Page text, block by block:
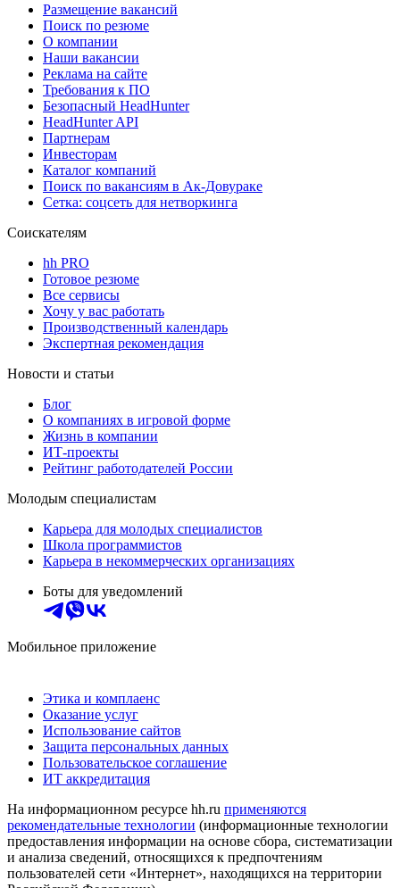
Размещение вакансий
Поиск по резюме
О компании
Наши вакансии
Реклама на сайте
Требования к ПО
Безопасный HeadHunter
HeadHunter API
Партнерам
Инвесторам
Каталог компаний
Поиск по вакансиям в Ак-Довураке
Сетка: соцсеть для нетворкинга
Соискателям
hh PRO
Готовое резюме
Все сервисы
Хочу у вас работать
Производственный календарь
Экспертная рекомендация
Новости и статьи
Блог
О компаниях в игровой форме
Жизнь в компании
ИТ-проекты
Рейтинг работодателей России
Молодым специалистам
Карьера для молодых специалистов
Школа программистов
Карьера в некоммерческих организациях
Боты для уведомлений
Мобильное приложение
Этика и комплаенс
Оказание услуг
Использование сайтов
Защита персональных данных
Пользовательское соглашение
ИТ аккредитация
На информационном ресурсе hh.ru применяются
рекомендательные технологии (информационные технологии
предоставления информации на основе сбора, систематизации
и анализа сведений, относящихся к предпочтениям
пользователей сети «Интернет», находящихся на территории